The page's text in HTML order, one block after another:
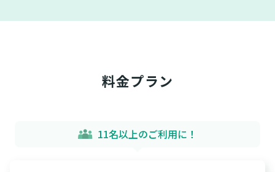
料金プラン
11名以上のご利用に！